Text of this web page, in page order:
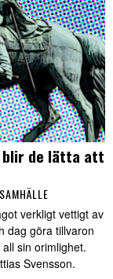
blir de lätta att
SAMHÄLLE
verkligt vettigt av
dag göra tillvaron
sin orimlighet.
Svensson.